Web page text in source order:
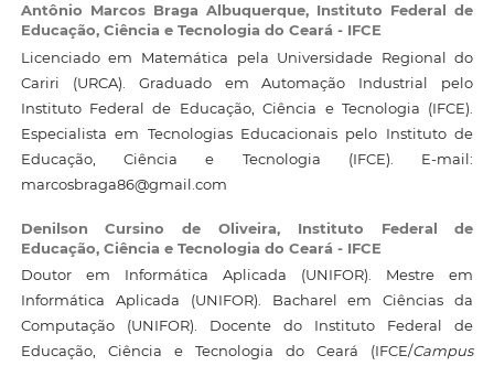
Antônio Marcos Braga Albuquerque, Instituto Federal de
Educação, Ciência e Tecnologia do Ceará - IFCE
Licenciado em Matemática pela Universidade Regional do
Cariri (URCA). Graduado em Automação Industrial pelo
Instituto Federal de Educação, Ciência e Tecnologia (IFCE).
Especialista em Tecnologias Educacionais pelo Instituto de
Educação, Ciência e Tecnologia (IFCE). E-mail:
marcosbraga86@gmail.com
Denilson Cursino de Oliveira, Instituto Federal de
Educação, Ciência e Tecnologia do Ceará - IFCE
Doutor em Informática Aplicada (UNIFOR). Mestre em
Informática Aplicada (UNIFOR). Bacharel em Ciências da
Computação (UNIFOR). Docente do Instituto Federal de
Educação, Ciência e Tecnologia do Ceará (IFCE/Campus